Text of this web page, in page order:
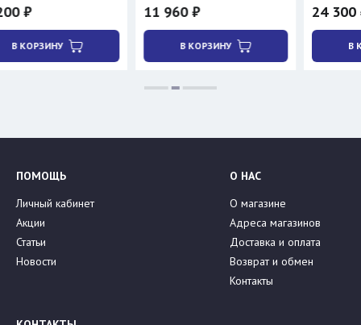
28 590 ₽
ПОМОЩЬ
Личный кабинет
Акции
Статьи
Новости
О НАС
О магазине
Адреса магазинов
Доставка и оплата
Возврат и обмен
Контакты